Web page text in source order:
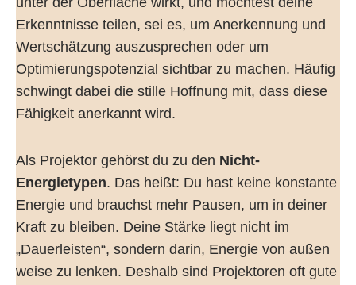
Erkenntnisse teilen, sei es, um Anerkennung und
Wertschätzung auszusprechen oder um
Optimierungspotenzial sichtbar zu machen. Häufig
schwingt dabei die stille Hoffnung mit, dass diese
Fähigkeit anerkannt wird.
Als Projektor gehörst du zu den Nicht-
Energietypen. Das heißt: Du hast keine konstante
Energie und brauchst mehr Pausen, um in deiner
Kraft zu bleiben. Deine Stärke liegt nicht im
„Dauerleisten“, sondern darin, Energie von außen
weise zu lenken. Deshalb sind Projektoren oft gute